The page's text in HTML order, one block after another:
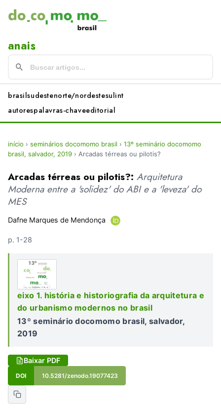
anais
brasilsudestenorte/nordestesulint
autorespalavras-chaveeditorial
início › seminários docomomo brasil › 13º seminário docomomo
brasil, salvador, 2019 › Arcadas térreas ou pilotis?
Arcadas térreas ou pilotis?: Arquitetura
Moderna entre a 'solidez' do ABI e a 'leveza' do
MES
Dafne Marques de Mendonça
p. 1-28
eixo 1. história e historiografia da arquitetura e
do urbanismo modernos no brasil
13º seminário docomomo brasil, salvador,
2019
Baixar PDF
DOI 10.5281/zenodo.19077423